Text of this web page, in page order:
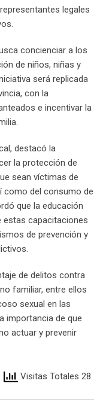
legales
concienciar a los
de niños, niñas y
será replicada
con la
e incentivar la
destacó la
la protección de
sean víctimas de
como del consumo de
que la educación
estas capacitaciones
de prevención y
de delitos contra
familiar, entre ellos
sexual en las
importancia de que
actuar y prevenir
Visitas Totales 28